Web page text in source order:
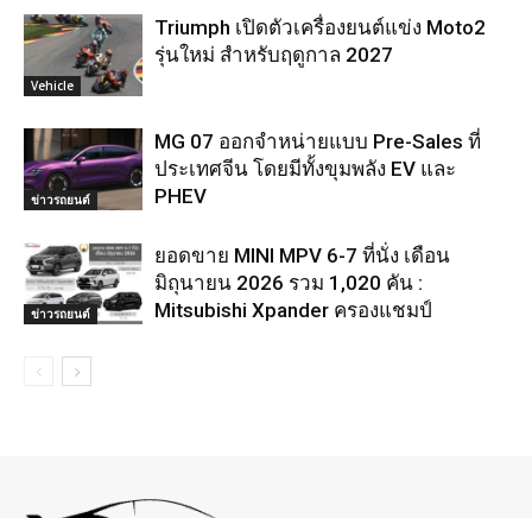
Vehicle
Triumph เปิดตัวเครื่องยนต์แข่ง Moto2
รุ่นใหม่ สำหรับฤดูกาล 2027
ข่าวรถยนต์
MG 07 ออกจำหน่ายแบบ Pre-Sales ที่
ประเทศจีน โดยมีทั้งขุมพลัง EV และ
PHEV
ข่าวรถยนต์
ยอดขาย MINI MPV 6-7 ที่นั่ง เดือน
มิถุนายน 2026 รวม 1,020 คัน :
Mitsubishi Xpander ครองแชมป์